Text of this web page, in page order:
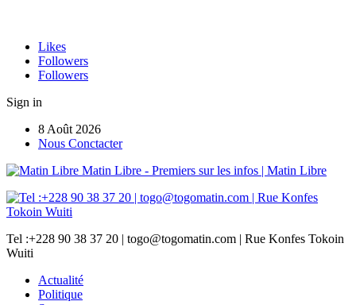
Likes
Followers
Followers
Sign in
8 Août 2026
Nous Conctacter
Matin Libre - Premiers sur les infos | Matin Libre
Tel :+228 90 38 37 20 | togo@togomatin.com | Rue Konfes Tokoin
Wuiti
Actualité
Politique